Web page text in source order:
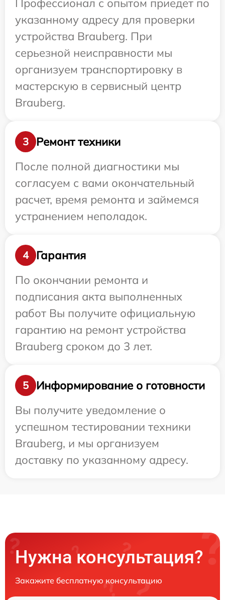
Профессионал с опытом приедет по
указанному адресу для проверки
устройства Brauberg. При
серьезной неисправности мы
организуем транспортировку в
мастерскую в сервисный центр
Brauberg.
3
Ремонт техники
После полной диагностики мы
согласуем с вами окончательный
расчет, время ремонта и займемся
устранением неполадок.
4
Гарантия
По окончании ремонта и
подписания акта выполненных
работ Вы получите официальную
гарантию на ремонт устройства
Brauberg сроком до 3 лет.
5
Информирование о готовности
Вы получите уведомление о
успешном тестировании техники
Brauberg, и мы организуем
доставку по указанному адресу.
Нужна консультация?
Закажите бесплатную консультацию